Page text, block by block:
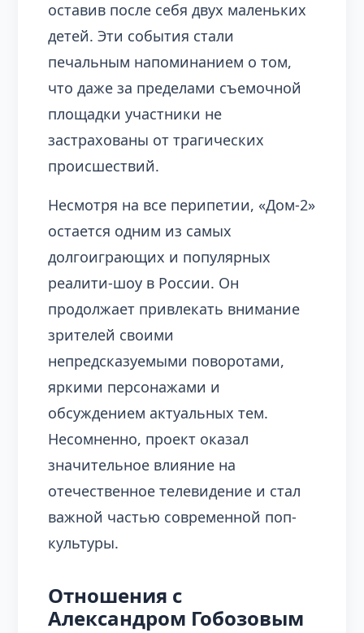
оставив после себя двух маленьких
детей. Эти события стали
печальным напоминанием о том,
что даже за пределами съемочной
площадки участники не
застрахованы от трагических
происшествий.
Несмотря на все перипетии, «Дом-2»
остается одним из самых
долгоиграющих и популярных
реалити-шоу в России. Он
продолжает привлекать внимание
зрителей своими
непредсказуемыми поворотами,
яркими персонажами и
обсуждением актуальных тем.
Несомненно, проект оказал
значительное влияние на
отечественное телевидение и стал
важной частью современной поп-
культуры.
Отношения с
Александром Гобозовым